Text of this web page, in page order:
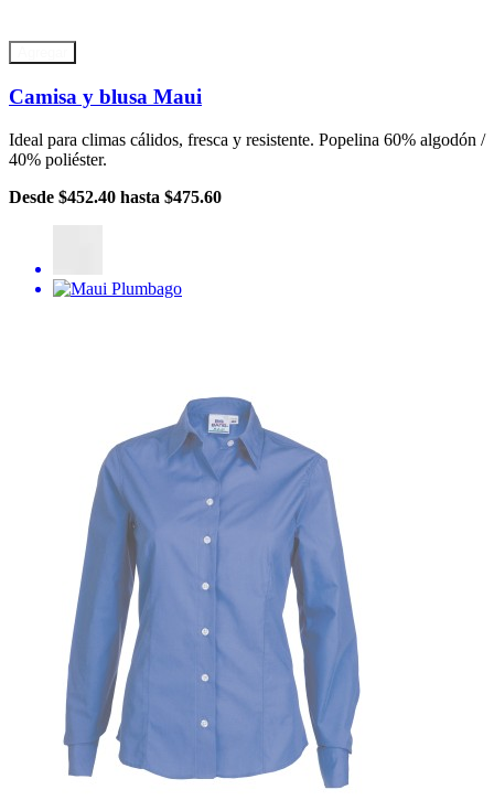
Camisa y blusa Maui
Ideal para climas cálidos, fresca y resistente. Popelina 60% algodón /
40% poliéster.
Desde $452.40 hasta $475.60